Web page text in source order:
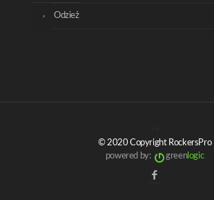
Odzież
© 2020 Copyright RockersPro
powered by:
greenlogic